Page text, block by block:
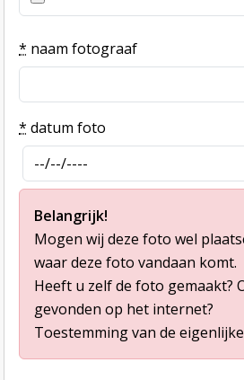
* naam fotograaf
* datum foto
Belangrijk!
Mogen wij deze foto wel
waar deze foto vandaan komt.
Heeft u zelf de foto gemaakt?
gevonden op het internet?
Toestemming van de